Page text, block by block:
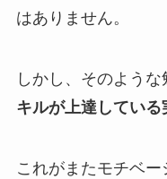
はありません。
しかし、そのような
キルが上達してい
これがまたモチベ